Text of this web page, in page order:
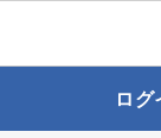
ログ